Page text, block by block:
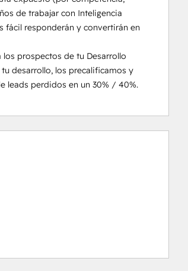
de trabajar con Inteligencia
fácil responderán y convertirán en
prospectos de tu Desarrollo
desarrollo, los precalificamos y
leads perdidos en un 30% / 40%.